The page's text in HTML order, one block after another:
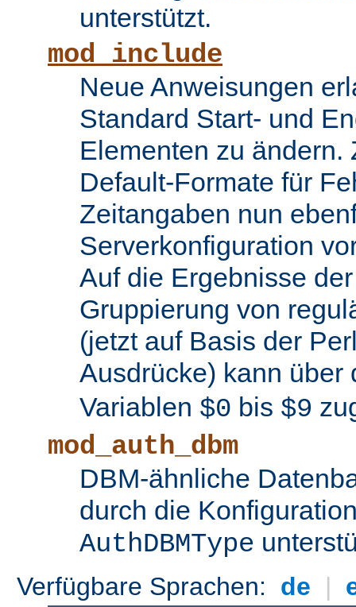
unterstützt.
mod_include
Neue Anweisungen
Standard Start- und
Elementen zu ändern.
Default-Formate für
Zeitangaben nun
Serverkonfiguration
Auf die Ergebnisse
Gruppierung von
(jetzt auf Basis der
Ausdrücke) kann über
Variablen $0 bis $9
mod_auth_dbm
DBM-ähnliche
durch die
AuthDBMType
Verfügbare Sprachen: de |